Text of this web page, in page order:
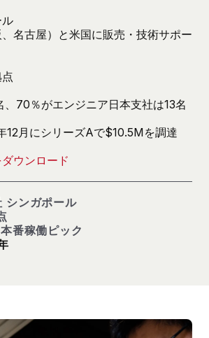
ル
名古屋）と米国に販売・技術サポー
、70％がエンジニア日本支社は13名
12月にシリーズAで$10.5Mを調達
ウンロード
シンガポール
本番稼働ピック